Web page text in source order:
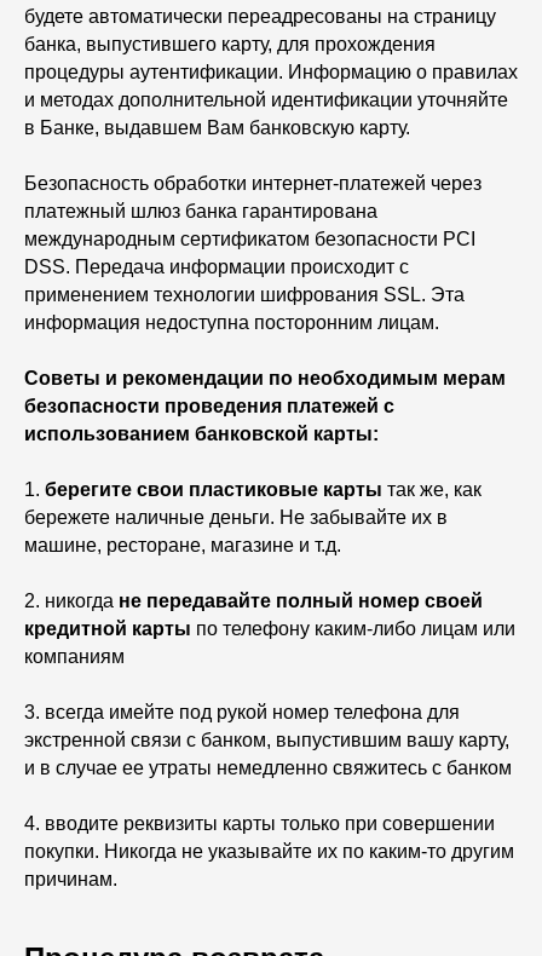
будете автоматически переадресованы на страницу
банка, выпустившего карту, для прохождения
процедуры аутентификации. Информацию о правилах
и методах дополнительной идентификации уточняйте
в Банке, выдавшем Вам банковскую карту.
Безопасность обработки интернет-платежей через
платежный шлюз банка гарантирована
международным сертификатом безопасности PCI
DSS. Передача информации происходит с
применением технологии шифрования SSL. Эта
информация недоступна посторонним лицам.
Советы и рекомендации по необходимым мерам
безопасности проведения платежей с
использованием банковской карты:
1. берегите свои пластиковые карты так же, как
бережете наличные деньги. Не забывайте их в
машине, ресторане, магазине и т.д.
2. никогда не передавайте полный номер своей
кредитной карты по телефону каким-либо лицам или
компаниям
3. всегда имейте под рукой номер телефона для
экстренной связи с банком, выпустившим вашу карту,
и в случае ее утраты немедленно свяжитесь с банком
4. вводите реквизиты карты только при совершении
покупки. Никогда не указывайте их по каким-то другим
причинам.